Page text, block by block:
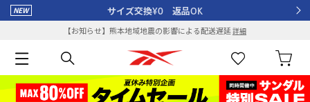
サイズ交換¥0 返品OK
【お知らせ】熊本地域地震の影響による配送遅延詳細